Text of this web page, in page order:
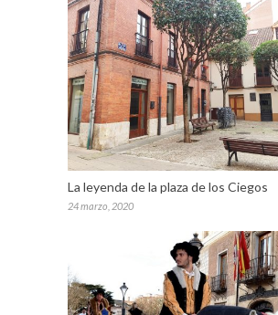
La leyenda de la plaza de los Ciegos
24 marzo, 2020